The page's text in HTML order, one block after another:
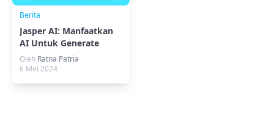
Berita
Jasper AI: Manfaatkan
AI Untuk Generate
Konten Berkualitas
Oleh Ratna Patria
6 Mei 2024